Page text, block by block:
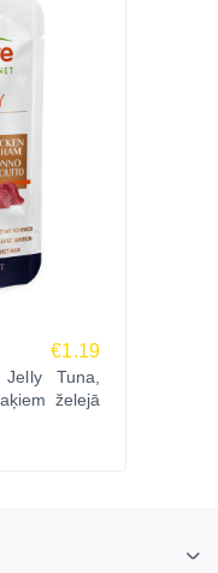
€1.19
Tuna,
želejā